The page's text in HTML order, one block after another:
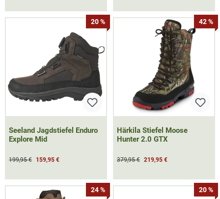
20 %
Seeland Jagdstiefel Enduro
Explore Mid
199,95 € 159,95 €
42 %
Härkila Stiefel Moose
Hunter 2.0 GTX
379,95 € 219,95 €
24 % 20 %